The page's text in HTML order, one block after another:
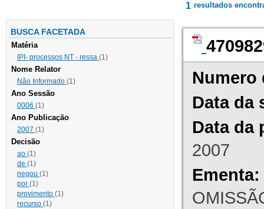
BUSCA FACETADA
Matéria
IPI- processos NT - ressa (1)
Nome Relator
Não Informado (1)
Ano Sessão
0006 (1)
Ano Publicação
2007 (1)
Decisão
ao (1)
de (1)
negou (1)
por (1)
provimento (1)
recurso (1)
1 resultados
Numero
Data da
Data da
2007
Ementa: